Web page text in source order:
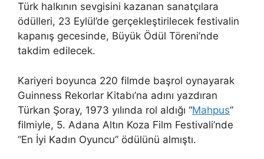
Türk halkının sevgisini kazanan sanatçılara
ödülleri, 23 Eylül’de gerçekleştirilecek festivalin
kapanış gecesinde, Büyük Ödül Töreni’nde
takdim edilecek.
Kariyeri boyunca 220 filmde başrol oynayarak
Guinness Rekorlar Kitabı’na adını yazdıran
Türkan Şoray, 1973 yılında rol aldığı “Mahpus”
filmiyle, 5. Adana Altın Koza Film Festivali’nde
“En İyi Kadın Oyuncu” ödülünü almıştı.